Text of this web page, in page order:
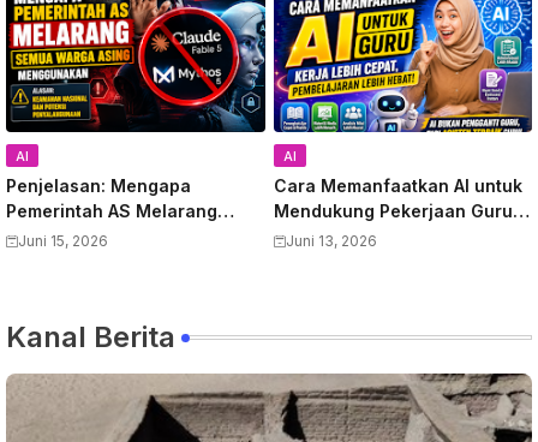
AI
Penjelasan: Mengapa
Pemerintah AS Melarang
Semua Warga Asing
Juni 15, 2026
AI
Cara Memanfaatkan AI untuk
Mendukung Pekerjaan Guru:
Panduan Lengkap
Juni 13, 2026
Kanal Berita